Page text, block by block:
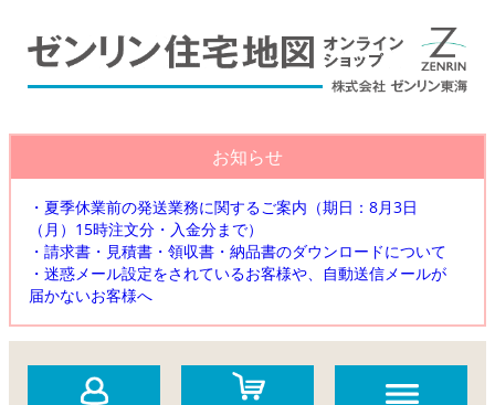
お知らせ
・夏季休業前の発送業務に関するご案内（期日：8月3日
（月）15時注文分・入金分まで）
・請求書・見積書・領収書・納品書のダウンロードについて
・迷惑メール設定をされているお客様や、自動送信メールが
届かないお客様へ